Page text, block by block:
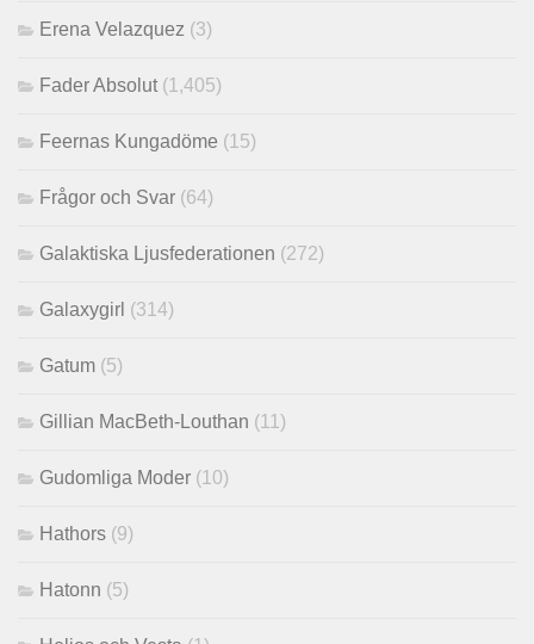
Erena Velazquez (3)
Fader Absolut (1,405)
Feernas Kungadöme (15)
Frågor och Svar (64)
Galaktiska Ljusfederationen (272)
Galaxygirl (314)
Gatum (5)
Gillian MacBeth-Louthan (11)
Gudomliga Moder (10)
Hathors (9)
Hatonn (5)